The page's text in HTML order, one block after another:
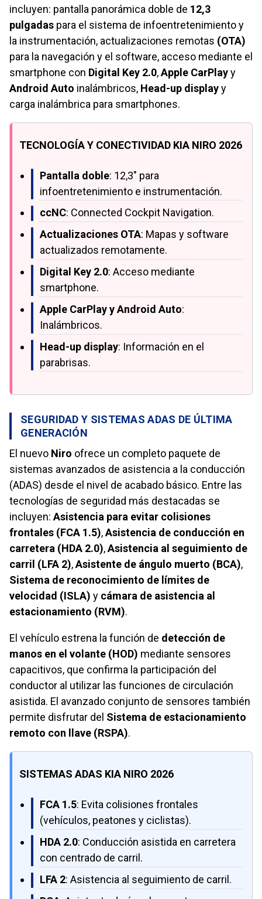
incluyen: pantalla panorámica doble de 12,3
pulgadas para el sistema de infoentretenimiento y
la instrumentación, actualizaciones remotas (OTA)
para la navegación y el software, acceso mediante el
smartphone con Digital Key 2.0,Apple CarPlayy
Android Auto inalámbricos, Head-up displayy
carga inalámbrica para smartphones.
TECNOLOGÍA Y CONECTIVIDAD KIA NIRO 2026
Pantalla doble: 12,3" para
infoentretenimiento e instrumentación.
ccNC: Connected Cockpit Navigation.
Actualizaciones OTA: Mapas y software
actualizados remotamente.
Digital Key 2.0: Acceso mediante
smartphone.
Apple CarPlay y Android Auto:
Inalámbricos.
Head-up display: Información en el
parabrisas.
SEGURIDAD Y SISTEMAS ADAS DE ÚLTIMA
GENERACIÓN
El nuevo Niro ofrece un completo paquete de
sistemas avanzados de asistencia a la conducción
(ADAS) desde el nivel de acabado básico. Entre las
tecnologías de seguridad más destacadas se
incluyen:Asistencia para evitar colisiones
frontales (FCA 1.5),Asistencia de conducción en
carretera (HDA 2.0),Asistencia al seguimiento de
carril (LFA 2),Asistente de ángulo muerto (BCA),
Sistema de reconocimiento de límites de
velocidad (ISLA) y cámara de asistencia al
estacionamiento (RVM).
El vehículo estrena la función de detección de
manos en el volante (HOD) mediante sensores
capacitivos, que confirma la participación del
conductor al utilizar las funciones de circulación
asistida. El avanzado conjunto de sensores también
permite disfrutar del Sistema de estacionamiento
remoto con llave (RSPA).
SISTEMAS ADAS KIA NIRO 2026
FCA 1.5: Evita colisiones frontales
(vehículos, peatones y ciclistas).
HDA 2.0: Conducción asistida en carretera
con centrado de carril.
LFA 2: Asistencia al seguimiento de carril.